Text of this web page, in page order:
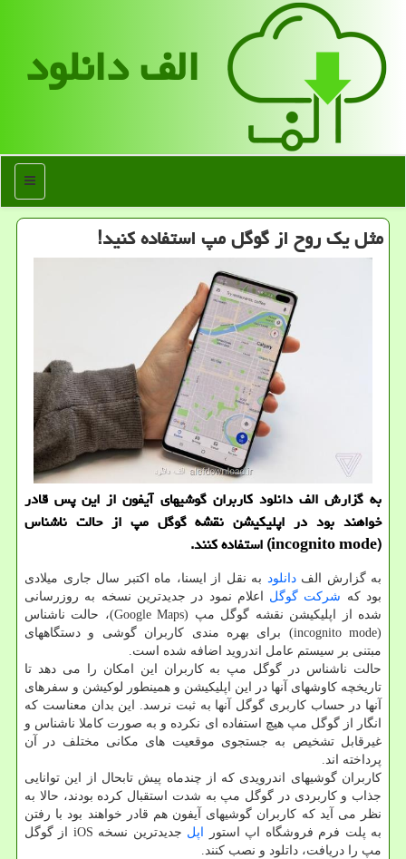
الف دانلود
منو
مثل یك روح از گوگل مپ استفاده كنید!
به گزارش الف دانلود كاربران گوشیهای آیفون از این پس قادر
خواهند بود در اپلیكیشن نقشه گوگل مپ از حالت ناشناس
(incognito mode) استفاده كنند.
به گزارش الفدانلود به نقل از ایسنا، ماه اكتبر سال جاری میلادی
بود كه شركت گوگل اعلام نمود در جدیدترین نسخه به روزرسانی
شده از اپلیكیشن نقشه گوگل مپ (Google Maps)، حالت ناشناس
(incognito mode) برای بهره مندی كاربران گوشی و دستگاههای
مبتنی بر سیستم عامل اندروید اضافه شده است.
حالت ناشناس در گوگل مپ به كاربران این امكان را می دهد تا
تاریخچه كاوشهای آنها در این اپلیكیشن و همینطور لوكیشن و سفرهای
آنها در حساب كاربری گوگل آنها به ثبت نرسد. این بدان معناست كه
انگار از گوگل مپ هیچ استفاده ای نكرده و به صورت كاملا ناشناس و
غیرقابل تشخیص به جستجوی موقعیت های مكانی مختلف در آن
پرداخته اند.
كاربران گوشیهای اندرویدی كه از چندماه پیش تابحال از این توانایی
جذاب و كاربردی در گوگل مپ به شدت استقبال كرده بودند، حالا به
نظر می آید كه كاربران گوشیهای آیفون هم قادر خواهند بود با رفتن
به پلت فرم فروشگاه اپ استور
اپل
جدیدترین نسخه iOS از گوگل
مپ را دریافت، داتلود و نصب كنند.